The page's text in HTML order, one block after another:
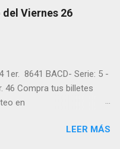
Pruebe su suerte en las
visitarnos en
los datos que le
los sorteos que se le
Viernes 26
1er. 8641 BACD- Serie: 5 -
46 Compra tus billetes
en
balotas_panama -
LEER MÁS